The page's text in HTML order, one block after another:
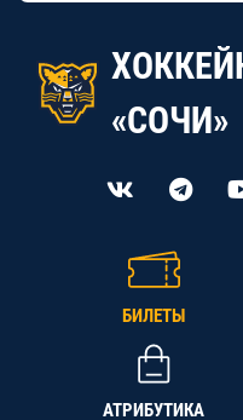
«СОЧИ»
БИЛЕТЫ
АТРИБУТИКА